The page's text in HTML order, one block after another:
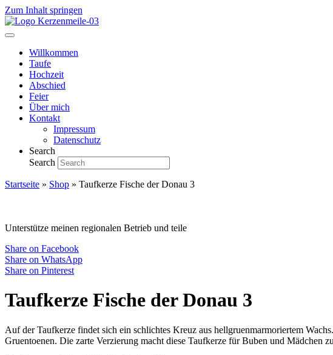
Zum Inhalt springen
Willkommen
Taufe
Hochzeit
Abschied
Feier
Über mich
Kontakt
Impressum
Datenschutz
Search
Search
Startseite » Shop » Taufkerze Fische der Donau 3
Unterstütze meinen regionalen Betrieb und teile
Share on Facebook
Share on WhatsApp
Share on Pinterest
Taufkerze Fische der Donau 3
Auf der Taufkerze findet sich ein schlichtes Kreuz aus hellgruenmarmoriertem
Gruentoenen. Die zarte Verzierung macht diese Taufkerze für Buben und Mädchen